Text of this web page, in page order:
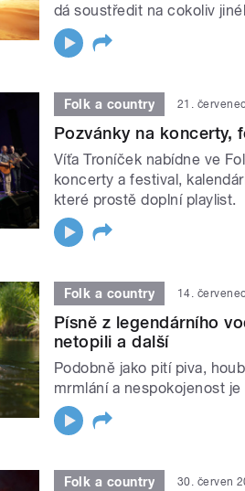
dá soustředit na cokoliv
Folk a country 21.
Pozvánky na koncerty,
Víťa Troníček nabídne ve
koncerty a festival,
které prostě doplní playlist.
Folk a country 14.
Písně z legendárního
netopili a další
Podobně jako pití piva,
mrmlání a nespokojenost
Folk a country 30. červen